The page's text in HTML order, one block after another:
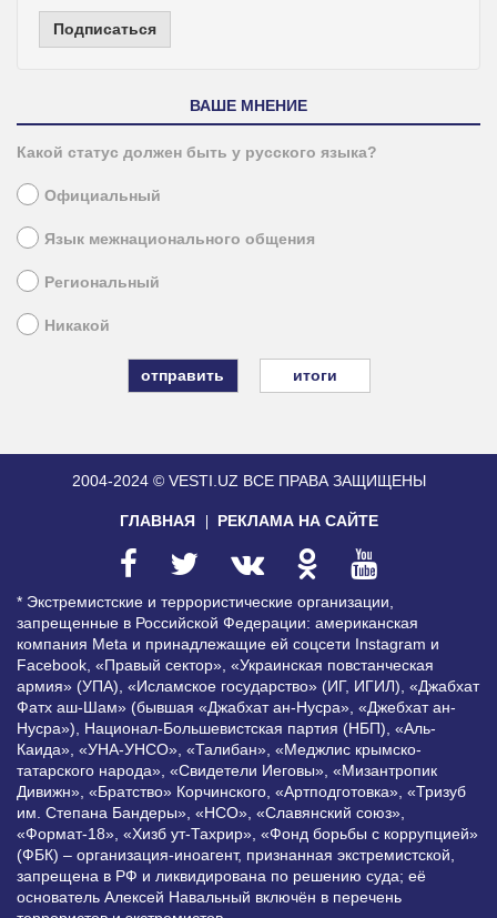
Подписаться
ВАШЕ МНЕНИЕ
Какой статус должен быть у русского языка?
Официальный
Язык межнационального общения
Региональный
Никакой
итоги
2004-2024 © VESTI.UZ ВСЕ ПРАВА ЗАЩИЩЕНЫ
ГЛАВНАЯ РЕКЛАМА НА САЙТЕ
* Экстремистские и террористические организации,
запрещенные в Российской Федерации: американская
компания Meta и принадлежащие ей соцсети Instagram и
Facebook, «Правый сектор», «Украинская повстанческая
армия» (УПА), «Исламское государство» (ИГ, ИГИЛ), «Джабхат
Фатх аш-Шам» (бывшая «Джабхат ан-Нусра», «Джебхат ан-
Нусра»), Национал-Большевистская партия (НБП), «Аль-
Каида», «УНА-УНСО», «Талибан», «Меджлис крымско-
татарского народа», «Свидетели Иеговы», «Мизантропик
Дивижн», «Братство» Корчинского, «Артподготовка», «Тризуб
им. Степана Бандеры», «НСО», «Славянский союз»,
«Формат-18», «Хизб ут-Тахрир», «Фонд борьбы с коррупцией»
(ФБК) – организация-иноагент, признанная экстремистской,
запрещена в РФ и ликвидирована по решению суда; её
основатель Алексей Навальный включён в перечень